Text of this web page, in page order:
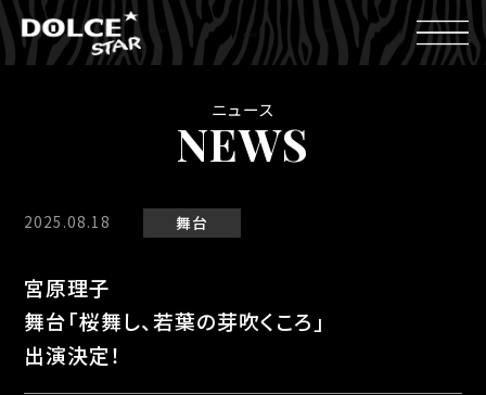
ニュース
NEWS
2025.08.18 舞台
宮原理子
舞台「桜舞し、若葉の芽吹くころ」
出演決定！